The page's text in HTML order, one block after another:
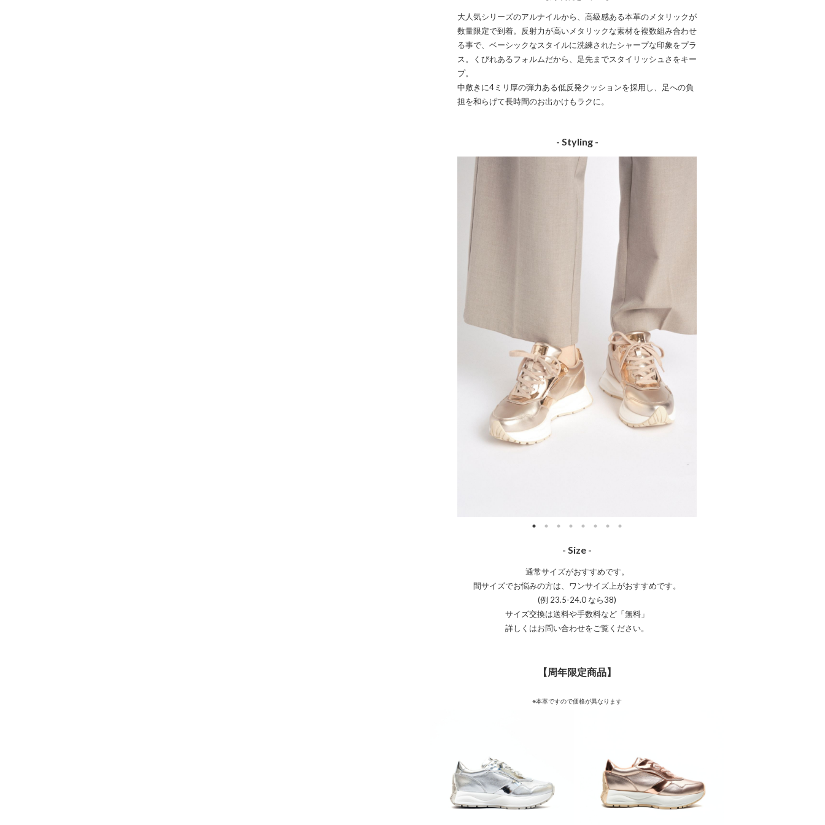
大人気シリーズのアルナイルから、高級感ある本革のメタリックが
数量限定で到着。反射力が高いメタリックな素材を複数組み合わせ
る事で、ベーシックなスタイルに洗練されたシャープな印象をプラ
ス。くびれあるフォルムだから、足先までスタイリッシュさをキー
プ。
中敷きに4ミリ厚の弾力ある低反発クッションを採用し、足への負
担を和らげて長時間のお出かけもラクに。
- Styling -
- Size -
通常サイズがおすすめです。
間サイズでお悩みの方は、ワンサイズ上がおすすめです。
(例 23.5-24.0 なら38)
サイズ交換は送料や手数料など「無料」
詳しくはお問い合わせをご覧ください。
【周年限定商品】
※本革ですので価格が異なります